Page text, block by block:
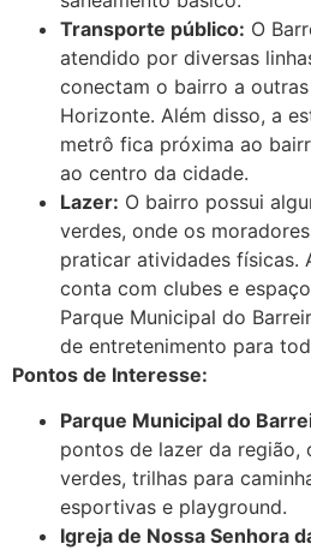
Transporte público: O
atendido por diversas
conectam o bairro a
Horizonte. Além disso, a
metrô fica próxima ao
ao centro da cidade.
Lazer: O bairro possui
verdes, onde os
praticar atividades físicas.
conta com clubes e
Parque Municipal do
de entretenimento para
Pontos de Interesse:
Parque Municipal do
pontos de lazer da região,
verdes, trilhas para
esportivas e playground.
Igreja de Nossa Senhora